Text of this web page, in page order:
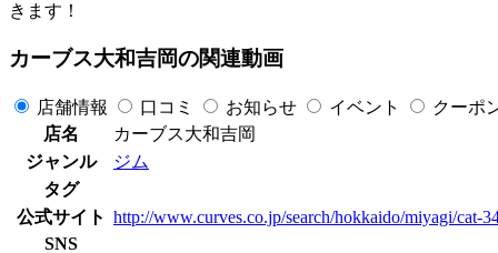
きます！
カーブス大和吉岡の関連動画
店舗情報 口コミ お知らせ イベント
クーポ
店名
カーブス大和吉岡
ジャンル
ジム
タグ
公式サイト http://www.curves.co.jp/search/hokkaido/miyagi/cat-
SNS